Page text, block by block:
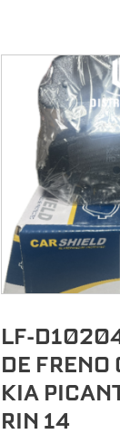
LF-
DE FRENO
KIA
RIN 14